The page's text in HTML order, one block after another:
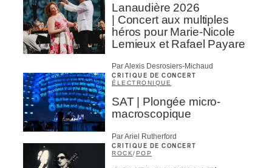
Lanaudière 2026
| Concert aux multiples
héros pour Marie-Nicole
Lemieux et Rafael Payare
Par Alexis Desrosiers-Michaud
CRITIQUE DE CONCERT
ÉLECTRONIQUE
SAT | Plongée micro-
macroscopique
Par Ariel Rutherford
CRITIQUE DE CONCERT
ROCK/POP